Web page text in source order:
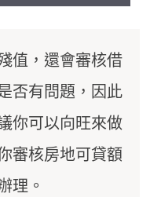
值，還會審核借
否有問題，因此
你可以向旺來做
審核房地可貸額
理。